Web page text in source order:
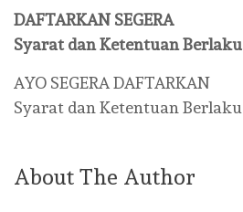
DAFTARKAN SEGERA
Syarat dan Ketentuan Berlaku
AYO SEGERA DAFTARKAN
Syarat dan Ketentuan Berlaku
About The Author